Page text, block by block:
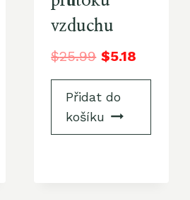
vzduchu
$25.99 $5.18
Přidat do
košíku